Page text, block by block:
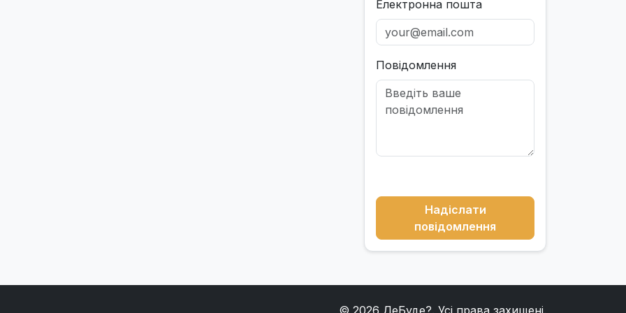
Електронна пошта
Повідомлення
Надіслати
повідомлення
© 2026 ДеБуде? . Усі права захищені.